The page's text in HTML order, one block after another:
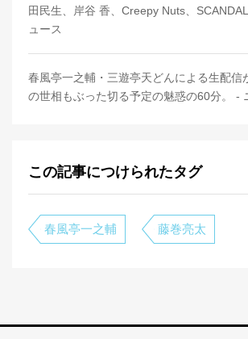
田民生、岸谷 香、Creepy Nuts、
ュース
春風亭一之輔・三遊亭天どんによる生配信
の世相もぶった切る予定の魅惑の60分。 -
この記事につけられたタグ
春風亭一之輔 藤巻亮太